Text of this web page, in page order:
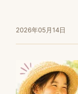
2026年05月14日